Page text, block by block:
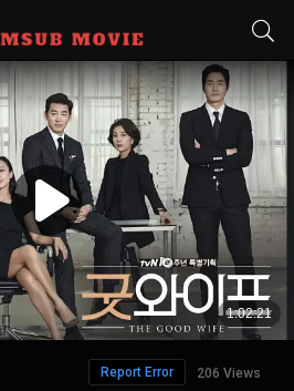
206 Views
Report Error